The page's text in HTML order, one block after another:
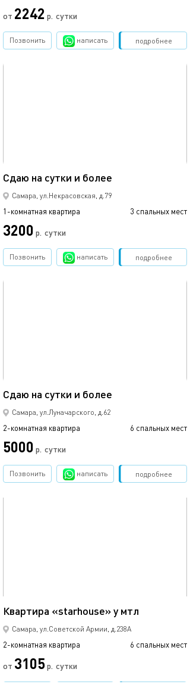
от 2242 р. сутки
подробнее
Позвонить написать Забронировать
Сдаю на сутки и более
Самара, ул.Некрасовская, д.79
1-комнатная квартира 3 спальных мест
3200 р. сутки
подробнее
Позвонить написать Забронировать
Сдаю на сутки и более
Самара, ул.Луначарского, д.62
2-комнатная квартира 6 спальных мест
5000 р. сутки
подробнее
Позвонить написать Забронировать
Квартира «starhouse» у мтл
Самара, ул.Советской Армии, д.238А
2-комнатная квартира 6 спальных мест
от 3105р. сутки